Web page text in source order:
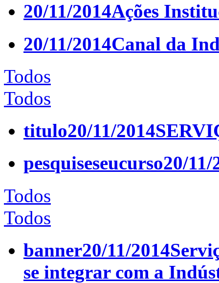
20/11/2014Ações
20/11/2014Canal da
Todos
Todos
titulo20/11/2014
pesquiseseucurso20/11/
Todos
Todos
banner20/11/2014
se integrar com a